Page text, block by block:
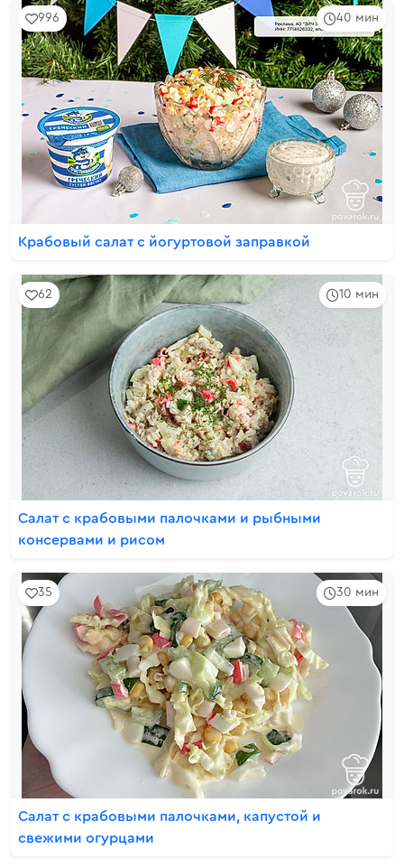
40 мин
996
Крабовый салат с йогуртовой заправкой
10 мин
62
Салат с крабовыми палочками и рыбными
консервами и рисом
30 мин
35
Салат с крабовыми палочками, капустой и
свежими огурцами